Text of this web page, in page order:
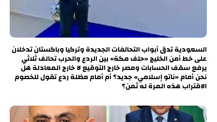
السعودية تدق أبواب التحالفات الجديدة وتركيا وباكستان تدخلان
على خط أمن الخليج «حلف مكة» بين الردع والحرب تحالف ثلاثي
يرفع سقف الحسابات ومصر خارج التوقيع لا خارج المعادلة هل
نحن أمام «ناتو إسلامي» جديد؟ أم أمام مظلة ردع تقول للخصوم
الاقتراب هذه المرة له ثمن؟